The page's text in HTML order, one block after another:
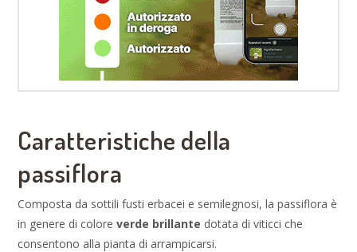
Caratteristiche della
passiflora
Composta da sottili fusti erbacei e semilegnosi, la passiflora è
in genere di coloreverde brillante dotata di viticci che
consentono alla pianta di arrampicarsi.